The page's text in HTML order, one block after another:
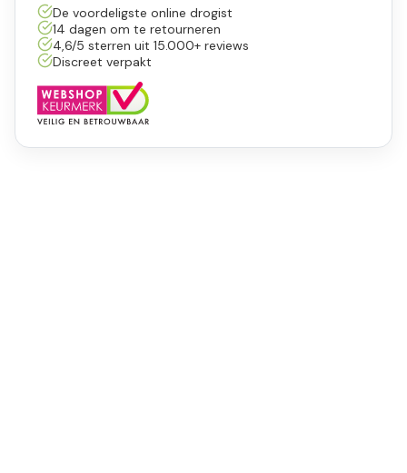
De voordeligste online drogist
14 dagen om te retourneren
4,6/5 sterren uit 15.000+ reviews
Discreet verpakt